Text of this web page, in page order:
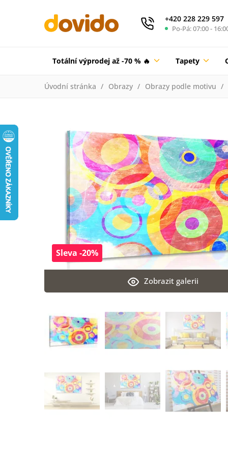
+420 228 229 597
Po-Pá: 07:00 -
Totální výprodej až -70 % 🔥 Tapety
Úvodní stránka Obrazy Obrazy podle motivu
Zobrazit galerii
Sleva -20%